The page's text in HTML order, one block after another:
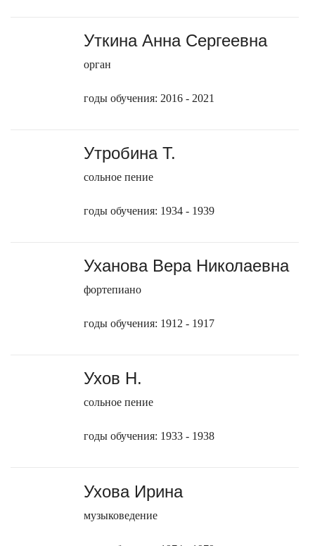
Уткина Анна Сергеевна
орган
годы обучения: 2016 - 2021
Утробина Т.
сольное пение
годы обучения: 1934 - 1939
Уханова Вера Николаевна
фортепиано
годы обучения: 1912 - 1917
Ухов Н.
сольное пение
годы обучения: 1933 - 1938
Ухова Ирина
музыковедение